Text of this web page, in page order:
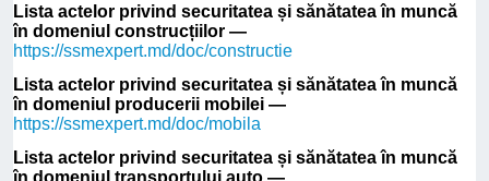
Lista actelor privind securitatea și sănătatea în muncă
în domeniul construcțiilor —
https://ssmexpert.md/doc/constructie
Lista actelor privind securitatea și sănătatea în muncă
în domeniul producerii mobilei —
https://ssmexpert.md/doc/mobila
Lista actelor privind securitatea și sănătatea în muncă
în domeniul transportului auto —